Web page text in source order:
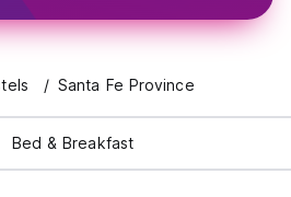
Santa Fe Province
Bed & Breakfast